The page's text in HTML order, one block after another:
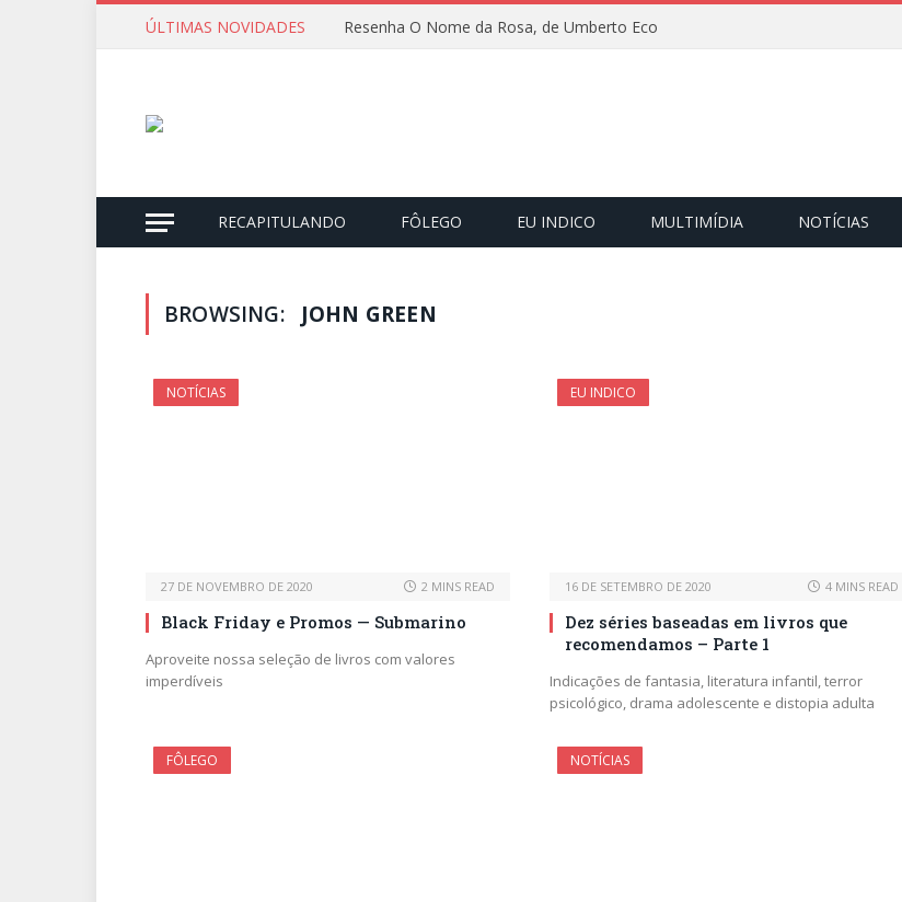
ÚLTIMAS NOVIDADES Resenha O Nome da Rosa, de Umberto Eco
RECAPITULANDO FÔLEGO EU INDICO MULTIMÍDIA NOTÍCIAS
BROWSING: JOHN GREEN
NOTÍCIAS
27 DE NOVEMBRO DE 2020 2 MINS READ
Black Friday e Promos — Submarino
Aproveite nossa seleção de livros com valores
imperdíveis
EU INDICO
16 DE SETEMBRO DE 2020 4 MINS READ
Dez séries baseadas em livros que
recomendamos – Parte 1
Indicações de fantasia, literatura infantil, terror
psicológico, drama adolescente e distopia adulta
FÔLEGO NOTÍCIAS